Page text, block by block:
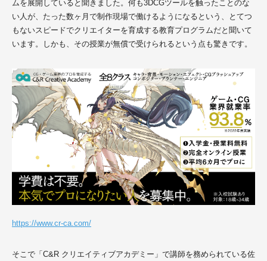
ムを展開していると聞きました。 何も3DCGツールを触ったことのな
い人が、たった数ヶ月で制作現場で働けるようになるという、とてつ
もないスピードでクリエイターを育成する教育プログラムだと聞いて
います。しかも、その授業が無償で受けられるという点も驚きです。
https://www.cr-ca.com/
そこで「 C&R クリエイティブアカデミー」で講師を務められている佐